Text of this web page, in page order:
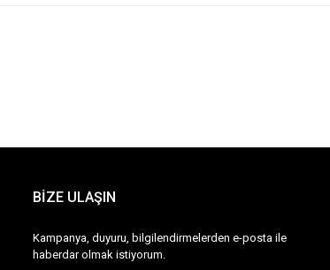
BİZE ULAŞIN
Kampanya, duyuru, bilgilendirmelerden e-posta ile
haberdar olmak istiyorum.